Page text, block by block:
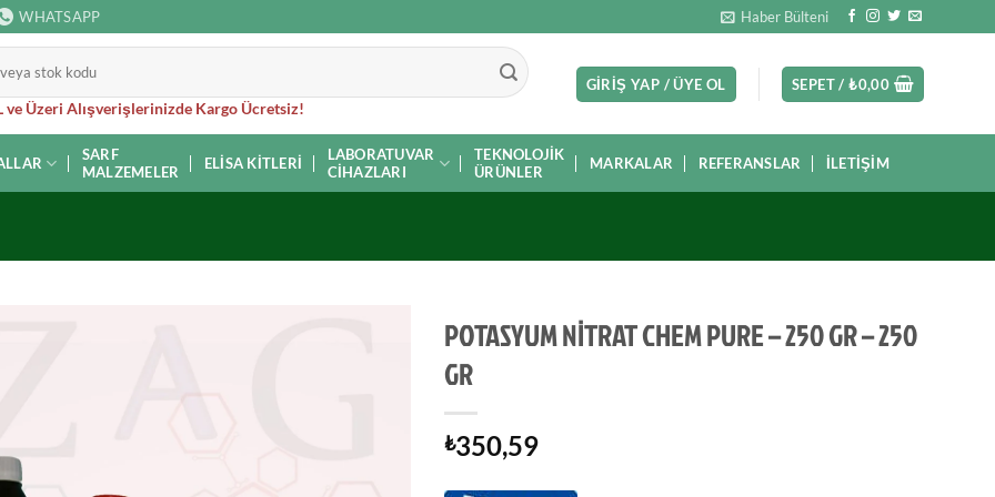
WHATSAPP Haber Bülteni
ve Üzeri Alışverişlerinizde Kargo Ücretsiz!
GIRIŞ YAP / ÜYE OL SEPET /₺0,00
SARF
MALZEMELER
ELISA KITLERI
LABORATUVAR
CIHAZLARI
TEKNOLOJIK
ÜRÜNLER
MARKALAR REFERANSLAR İLETIŞIM
POTASYUM NİTRAT CHEM PURE – 250 GR – 250
GR
₺350,59